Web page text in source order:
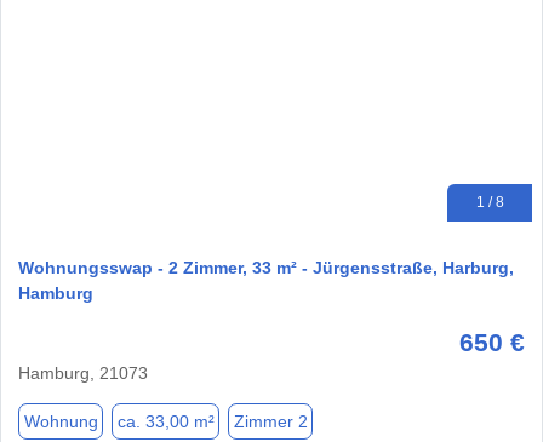
1 / 8
Wohnungsswap - 2 Zimmer, 33 m² - Jürgensstraße, Harburg,
Hamburg
650 €
Hamburg, 21073
Wohnung ca. 33,00 m² Zimmer 2